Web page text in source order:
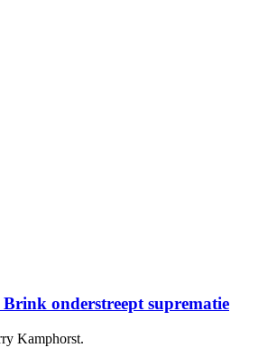
onderstreept suprematie
Kamphorst.